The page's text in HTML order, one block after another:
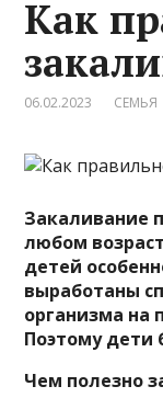
Как
06.02.2023 СЕМЬЯ
Закаливание
любом
детей
выработаны
организма на
Поэтому
Чем полезно